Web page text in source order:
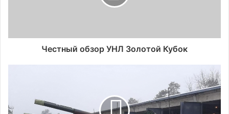
Честный обзор УНЛ Золотой Кубок